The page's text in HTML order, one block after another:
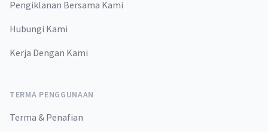
Pengiklanan Bersama Kami
Hubungi Kami
Kerja Dengan Kami
TERMA PENGGUNAAN
Terma & Penafian